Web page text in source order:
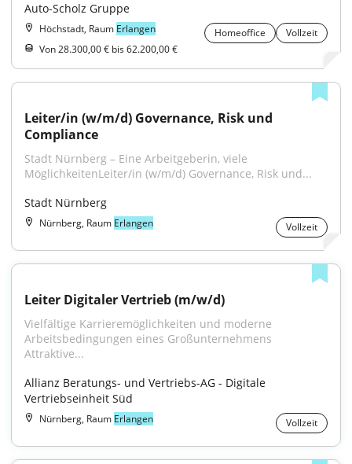
Auto-Scholz Gruppe
Höchstadt, Raum Erlangen Homeoffice
Vollzeit
Von 28.300,00 € bis 62.200,00 €
Leiter/in (w/m/d) Governance, Risk und
Compliance
Stadt Nürnberg – Eine Arbeitgeberin, viele
MöglichkeitenLeiter/in (w/m/d) Governance, Risk und...
Stadt Nürnberg
Nürnberg, Raum Erlangen Vollzeit
Leiter Digitaler Vertrieb (m/w/d)
Vielfältige Karrieremöglichkeiten und moderne
Arbeitsbedingungen eines Großunternehmens
Attraktive...
Allianz Beratungs- und Vertriebs-AG - Digitale
Vertriebseinheit Süd
Nürnberg, Raum Erlangen Vollzeit